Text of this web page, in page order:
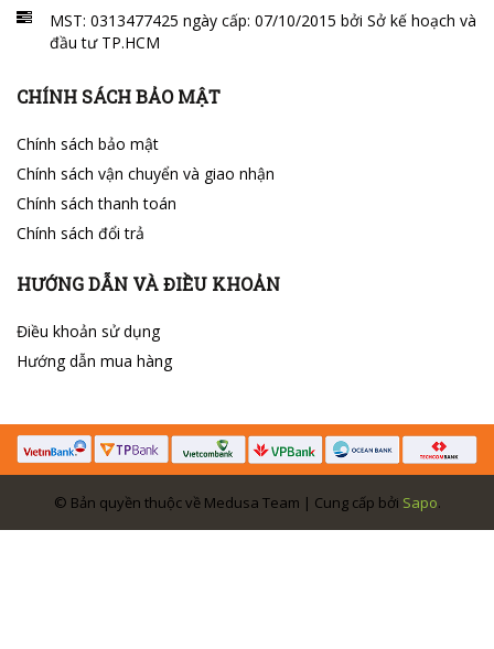
MST: 0313477425 ngày cấp: 07/10/2015 bởi Sở kế hoạch và
đầu tư TP.HCM
CHÍNH SÁCH BẢO MẬT
Chính sách bảo mật
Chính sách vận chuyển và giao nhận
Chính sách thanh toán
Chính sách đổi trả
HƯỚNG DẪN VÀ ĐIỀU KHOẢN
Điều khoản sử dụng
Hướng dẫn mua hàng
© Bản quyền thuộc về Medusa Team | Cung cấp bởi Sapo.